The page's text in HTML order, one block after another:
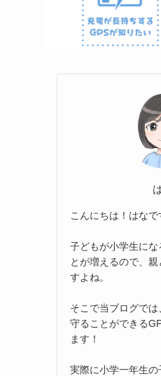
こんにちは！はなで
子どもが小学生にな
とが増えるので、
すよね。
そこで当ブログで
守ることができる
ます！
実際に小学一年生